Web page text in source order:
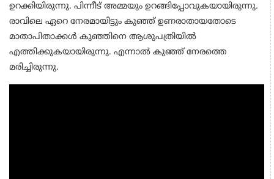
ഉറക്കിയിരുന്നു. പിന്നീട് അമ്മയും ഉറങ്ങിപ്പോവുകയായിരുന്നു.
രാവിലെ ഏറെ നേരമായിട്ടും കുഞ്ഞ് ഉണരാതായതോടെ
മാതാപിതാക്കൾ കുഞ്ഞിനെ ആശുപത്രിയിൽ
എത്തിക്കുകയായിരുന്നു. എന്നാൽ കുഞ്ഞ് നേരത്തെ
മരിച്ചിരുന്നു.